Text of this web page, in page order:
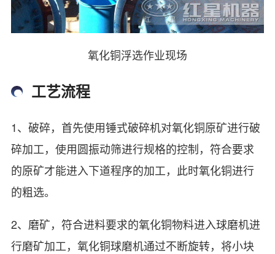
氧化铜浮选作业现场
工艺流程
1、破碎，首先使用锤式破碎机对氧化铜原矿进行破
碎加工，使用圆振动筛进行规格的控制，符合要求
的原矿才能进入下道程序的加工，此时氧化铜进行
的粗选。
2、磨矿，符合进料要求的氧化铜物料进入球磨机进
行磨矿加工，氧化铜球磨机通过不断旋转，将小块